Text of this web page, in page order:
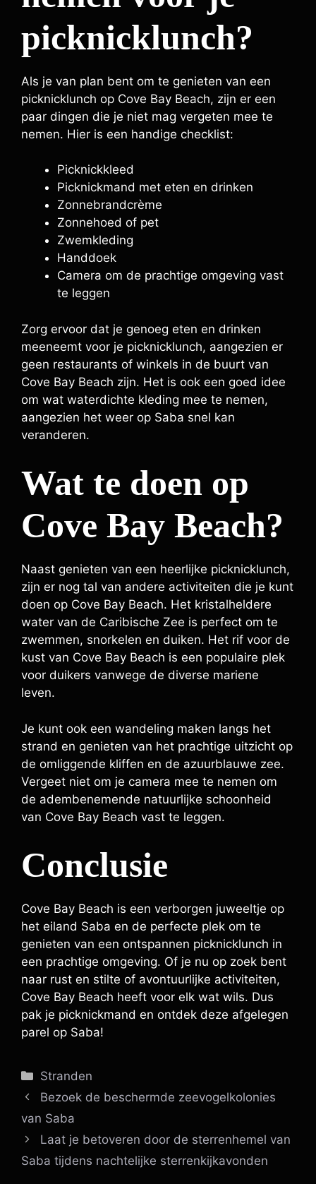
picknicklunch?
Als je van plan bent om te genieten van een
picknicklunch op Cove Bay Beach, zijn er een
paar dingen die je niet mag vergeten mee te
nemen. Hier is een handige checklist:
Picknickkleed
Picknickmand met eten en drinken
Zonnebrandcrème
Zonnehoed of pet
Zwemkleding
Handdoek
Camera om de prachtige omgeving vast
te leggen
Zorg ervoor dat je genoeg eten en drinken
meeneemt voor je picknicklunch, aangezien er
geen restaurants of winkels in de buurt van
Cove Bay Beach zijn. Het is ook een goed idee
om wat waterdichte kleding mee te nemen,
aangezien het weer op Saba snel kan
veranderen.
Wat te doen op
Cove Bay Beach?
Naast genieten van een heerlijke picknicklunch,
zijn er nog tal van andere activiteiten die je kunt
doen op Cove Bay Beach. Het kristalheldere
water van de Caribische Zee is perfect om te
zwemmen, snorkelen en duiken. Het rif voor de
kust van Cove Bay Beach is een populaire plek
voor duikers vanwege de diverse mariene
leven.
Je kunt ook een wandeling maken langs het
strand en genieten van het prachtige uitzicht op
de omliggende kliffen en de azuurblauwe zee.
Vergeet niet om je camera mee te nemen om
de adembenemende natuurlijke schoonheid
van Cove Bay Beach vast te leggen.
Conclusie
Cove Bay Beach is een verborgen juweeltje op
het eiland Saba en de perfecte plek om te
genieten van een ontspannen picknicklunch in
een prachtige omgeving. Of je nu op zoek bent
naar rust en stilte of avontuurlijke activiteiten,
Cove Bay Beach heeft voor elk wat wils. Dus
pak je picknickmand en ontdek deze afgelegen
parel op Saba!
Categorieën
Stranden
Bezoek de beschermde zeevogelkolonies
van Saba
Laat je betoveren door de sterrenhemel van
Saba tijdens nachtelijke sterrenkijkavonden